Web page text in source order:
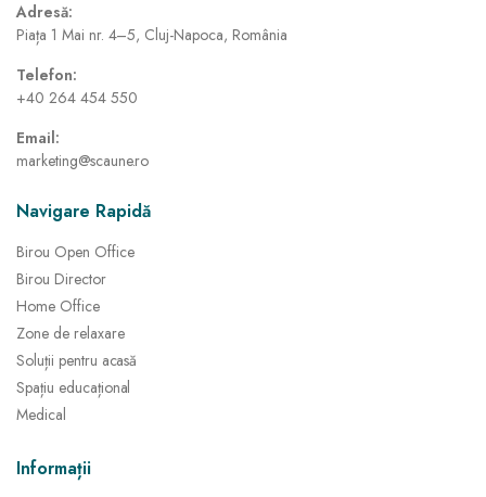
Adresă:
Piața 1 Mai nr. 4–5, Cluj-Napoca, România
Telefon:
+40 264 454 550
Email:
marketing@scaune.ro
Navigare Rapidă
Birou Open Office
Birou Director
Home Office
Zone de relaxare
Soluții pentru acasă
Spațiu educațional
Medical
Informații